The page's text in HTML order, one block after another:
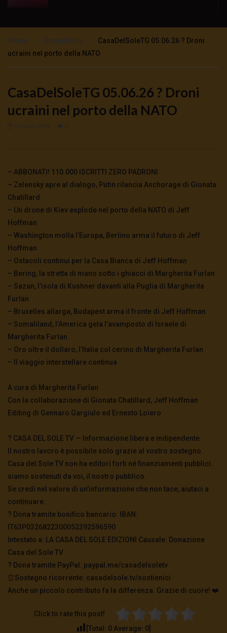
COLONIALE
1.6K 0
CasaDelSoleTG 05.06.26 ? Droni
ucraini nel porto della NATO
CasaDelSoleTG 05.06.26 ? Droni
ucraini nel porto della NATO
– ABBONATI! 110.000 ISCRITTI ZERO PADRONI
– Zelensky apre al dialogo, Putin rilancia Anchorage di Gionata
Chatillard
– Un drone di Kiev esplode nel porto della NATO di Jeff
Hoffman
– Washington molla l’Europa, Berlino arma il futuro di Jeff
Hoffman
– Ostacoli continui per la Casa Bianca di Jeff Hoffman
– Bering, la stretta di mano sotto i ghiacci di Margherita Furlan
– Sazan, l’isola di Kushner davanti alla Puglia di Margherita
Furlan
– Bruxelles allarga, Budapest arma il fronte di Jeff Hoffman
– Somaliland, l’America gela l’avamposto di Israele di
Margherita Furlan
– Oro oltre il dollaro, l’Italia col cerino di Margherita Furlan
– Il viaggio interstellare continua
A cura di Margherita Furlan
Con la collaborazione di Gionata Chatillard, Jeff Hoffman
Editing di Gennaro Gargiulo ed Ernesto Loiero
? CASA DEL SOLE TV — Informazione libera e indipendente
Il nostro lavoro è possibile solo grazie al vostro sostegno.
Casa del Sole TV non ha editori forti né finanziamenti pubblici:
siamo sostenuti da voi, il nostro pubblico.
Se credi nel valore di un’informazione che non tace, aiutaci a
continuare.
? Dona tramite bonifico bancario: IBAN:
IT63P0326822300052392596590
Intestato a: LA CASA DEL SOLE EDIZIONI Causale: Donazione
Casa del Sole TV
?️ Dona tramite PayPal: paypal.me/casadelsoletv
⏰Sostegno ricorrente: casadelsole.tv/sostienici
Anche un piccolo contributo fa la differenza. Grazie di cuore! ❤️
Click to rate this post!
[Total: 0 Average: 0